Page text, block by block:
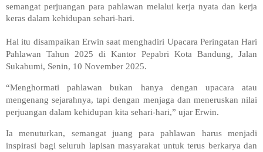
semangat perjuangan para pahlawan melalui kerja nyata dan kerja
keras dalam kehidupan sehari-hari.
Hal itu disampaikan Erwin saat menghadiri Upacara Peringatan Hari
Pahlawan Tahun 2025 di Kantor Pepabri Kota Bandung, Jalan
Sukabumi, Senin, 10 November 2025.
“Menghormati pahlawan bukan hanya dengan upacara atau
mengenang sejarahnya, tapi dengan menjaga dan meneruskan nilai
perjuangan dalam kehidupan kita sehari-hari,” ujar Erwin.
Ia menuturkan, semangat juang para pahlawan harus menjadi
inspirasi bagi seluruh lapisan masyarakat untuk terus berkarya dan